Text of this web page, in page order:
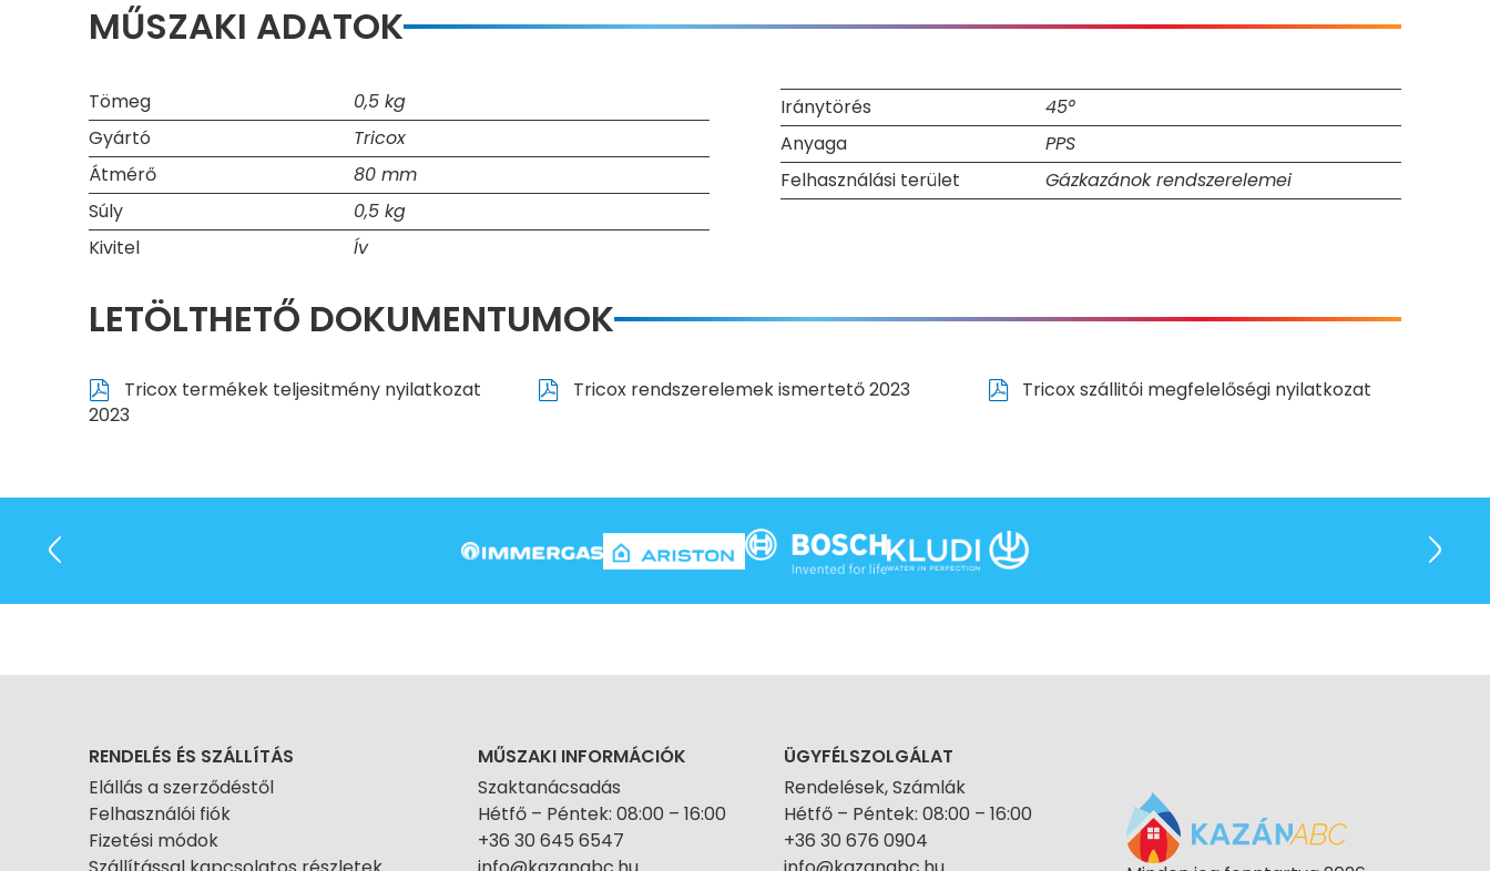
MŰSZAKI ADATOK
Tömeg
0,5 kg
Gyártó
Tricox
Átmérő
80 mm
Súly
0,5 kg
Kivitel
Ív
Iránytörés
45°
Anyaga
PPS
Felhasználási terület
Gázkazánok rendszerelemei
LETÖLTHETŐ DOKUMENTUMOK
Tricox termékek teljesitmény nyilatkozat
2023
Tricox rendszerelemek ismertető 2023 Tricox szállitói megfelelőségi nyilatkozat
RENDELÉS ÉS SZÁLLÍTÁS
Elállás a szerződéstől
Felhasználói fiók
Fizetési módok
MŰSZAKI INFORMÁCIÓK
Szaktanácsadás
Hétfő – Péntek: 08:00 – 16:00
+36 30 645 6547
ÜGYFÉLSZOLGÁLAT
Rendelések, Számlák
Hétfő – Péntek: 08:00 – 16:00
+36 30 676 0904